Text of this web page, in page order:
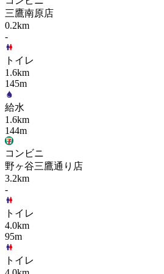
三鷹南原店
0.2km
-
トイレ
1.6km
145m
給水
1.6km
144m
コンビニ
野ヶ谷三鷹通り店
3.2km
-
トイレ
4.0km
95m
トイレ